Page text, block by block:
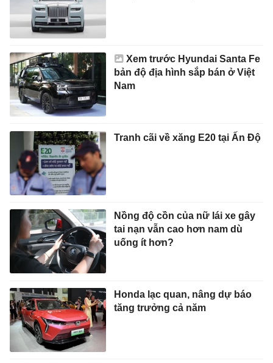
Xem trước Hyundai Santa Fe
bản độ địa hình sắp bán ở Việt
Nam
Tranh cãi về xăng E20 tại Ấn Độ
Nồng độ cồn của nữ lái xe gây
tai nạn vẫn cao hơn nam dù
uống ít hơn?
Honda lạc quan, nâng dự báo
tăng trưởng cả năm